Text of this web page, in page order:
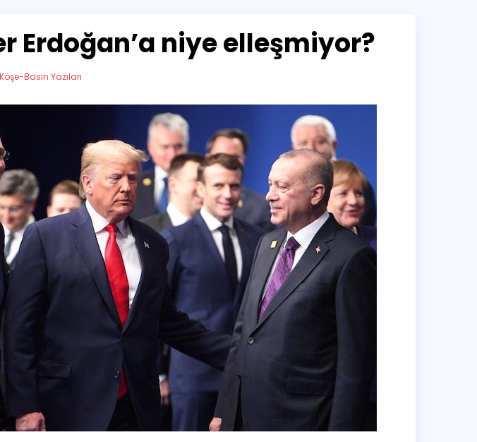
Erdoğan’a niye elleşmiyor?
Köşe-Basın Yazıları